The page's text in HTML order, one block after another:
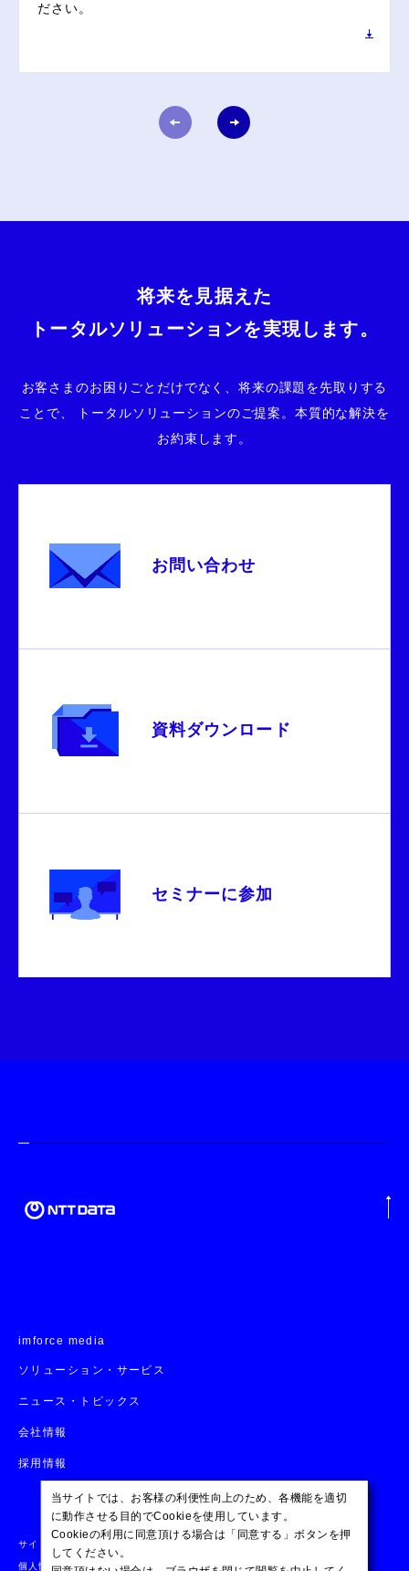
ださい。
将来を見据えた
トータルソリューションを実現します。
お客さまのお困りごとだけでなく、将来の課題を先取りする
ことで、
トータルソリューションのご提案。本質的な解決を
お約束します。
お問い合わせ
資料ダウンロード
セミナーに参加
imforce media
ソリューション・サービス
ニュース・トピックス
会社情報
採用情報
サイトマップ
個人情報の取り扱い ISOへの取り組み セキュリティポリシー
当サイトでは、お客様の利便性向上のため、各機能を適切
に動作させる目的でCookieを使用しています。
Cookieの利用に同意頂ける場合は「同意する」ボタンを押
してください。